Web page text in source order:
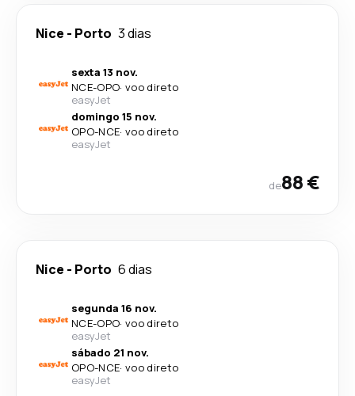
Nice - Porto 3 dias
sexta 13 nov.
NCE-OPO· voo direto
easyJet
domingo 15 nov.
OPO-NCE· voo direto
easyJet
de88 €
Nice - Porto 6 dias
segunda 16 nov.
NCE-OPO· voo direto
easyJet
sábado 21 nov.
OPO-NCE· voo direto
easyJet